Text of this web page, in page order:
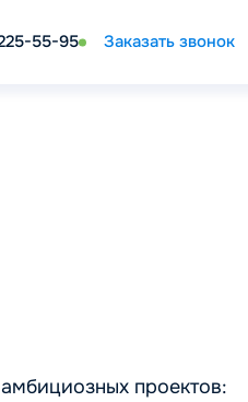
55-95 Заказать звонок
проектов: